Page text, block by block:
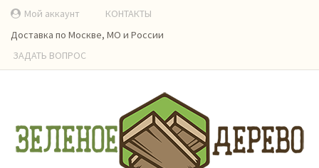
Мой аккаунт
КОНТАКТЫ
Доставка по Москве, МО и России
ЗАДАТЬ ВОПРОС